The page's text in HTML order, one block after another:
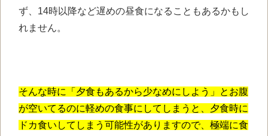
ず、14時以降など遅めの昼食になることもあるかもし
れません。
そんな時に「夕食もあるから少なめにしよう」とお腹
が空いてるのに軽めの食事にしてしまうと、夕食時に
ドカ食いしてしまう可能性がありますので、極端に食